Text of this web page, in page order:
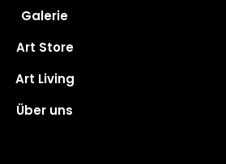
Galerie
Art Store
Art Living
Über uns